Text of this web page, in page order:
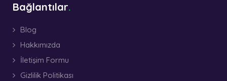
Bağlantılar
Blog
Hakkımızda
İletişim Formu
Gizlilik Politikası